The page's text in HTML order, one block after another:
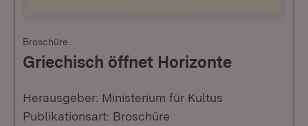
Broschüre
Griechisch öffnet Horizonte
Herausgeber: Ministerium für Kultus
Publikationsart: Broschüre